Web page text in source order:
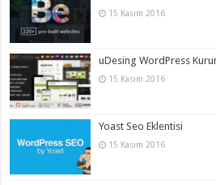
15 Kasım 2016
uDesing WordPress
15 Kasım 2016
Yoast Seo Eklentisi
15 Kasım 2016